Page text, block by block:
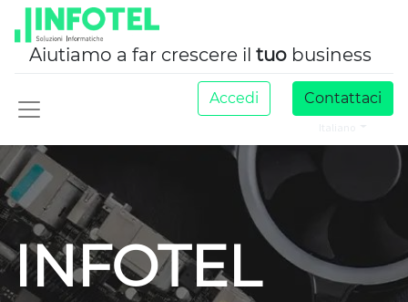
Aiutiamo a far crescere il tuo business
Accedi Contattaci
INFOTEL